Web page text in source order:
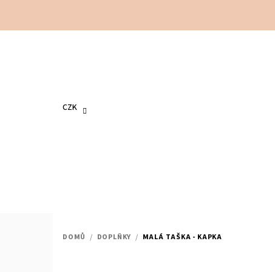
CZK
DOMŮ / DOPLŇKY / MALÁ TAŠKA - KAPKA